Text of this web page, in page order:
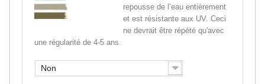
repousse de l’eau entièrement
et est résistante aux UV. Ceci
ne devrait être répété qu'avec
une régularité de 4-5 ans.
Non